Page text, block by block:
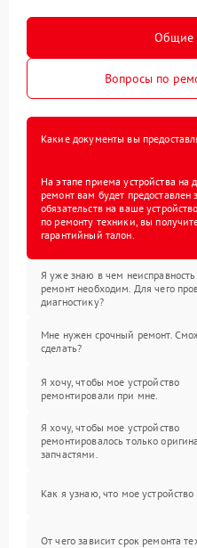
Общие
Вопросы по
Какие документы вы
На этапе приема устройства на
ремонт вам будет предоставлен
обязательств на ваше
по ремонту техники, вы
гарантийный талон.
Я уже знаю в чем
ремонт необходим. Для чего
диагностику?
Мне нужен срочный ремонт.
сделать?
Я хочу, чтобы мое устройство
ремонтировали при мне.
Я хочу, чтобы мое устройство
ремонтировалось только
запчастями.
Как я узнаю, что мое устройство
От чего зависит срок ремонта